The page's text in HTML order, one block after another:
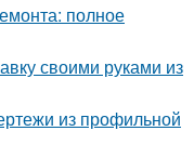
полное
своими руками из
из профильной